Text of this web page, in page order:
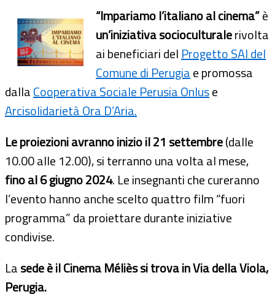
“Impariamo l’italiano al cinema”è
un’iniziativa socioculturalerivolta
ai beneficiari del Progetto SAI del
Comune di Perugiae promossa
dallaCooperativa Sociale Perusia Onluse
Arcisolidarietà Ora D’Aria.
Le proiezioni avranno inizio il 21 settembre(dalle
10.00 alle 12.00), si terranno una volta al mese,
fino al 6 giugno 2024. Le insegnanti che cureranno
l’evento hanno anche scelto quattro film “fuori
programma” da proiettare durante iniziative
condivise.
Lasede è il Cinema Méliès si trova in Via della Viola,
Perugia.